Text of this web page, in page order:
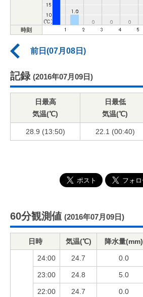
時刻
前日(07月08日)
記録 (2016年07月09日)
日最高
気温(℃)
日最低
気温(℃)
28.9 (13:50) 22.1 (00:40)
60分観測値 (2016年07月09日)
日時 気温(℃) 降水量(mm)
24:00 24.7 0.0
23:00 24.8 5.0
22:00 24.7 0.0